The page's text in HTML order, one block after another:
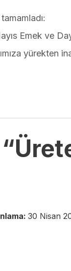
Emek ve
yürekten
30 Nisan